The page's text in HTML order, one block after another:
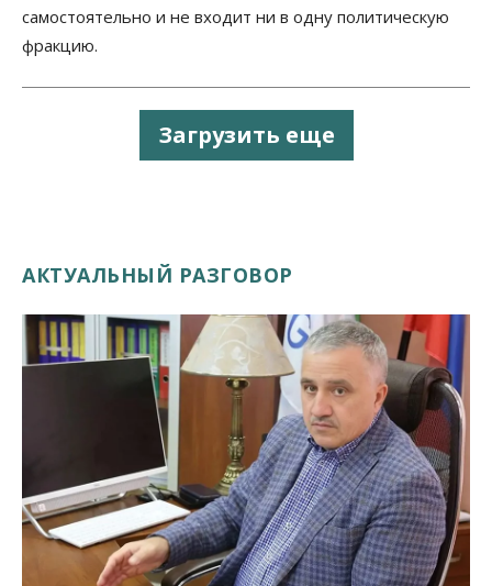
самостоятельно и не входит ни в одну политическую
фракцию.
Загрузить еще
АКТУАЛЬНЫЙ РАЗГОВОР